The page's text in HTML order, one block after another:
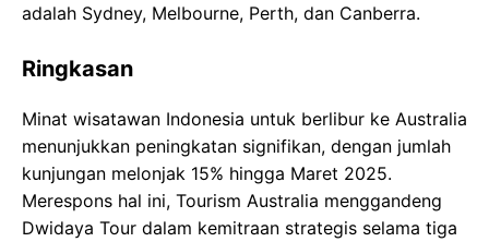
adalah Sydney, Melbourne, Perth, dan Canberra.
Ringkasan
Minat wisatawan Indonesia untuk berlibur ke Australia
menunjukkan peningkatan signifikan, dengan jumlah
kunjungan melonjak 15% hingga Maret 2025.
Merespons hal ini, Tourism Australia menggandeng
Dwidaya Tour dalam kemitraan strategis selama tiga